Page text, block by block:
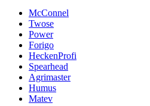
McConnel
Twose
Power
Forigo
HeckenProfi
Spearhead
Agrimaster
Humus
Matev